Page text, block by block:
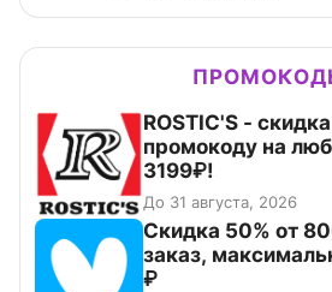
ROSTIC'S -
промокоду на
3199₽!
До 31 августа, 2026
Скидка 50% от
заказ,
₽